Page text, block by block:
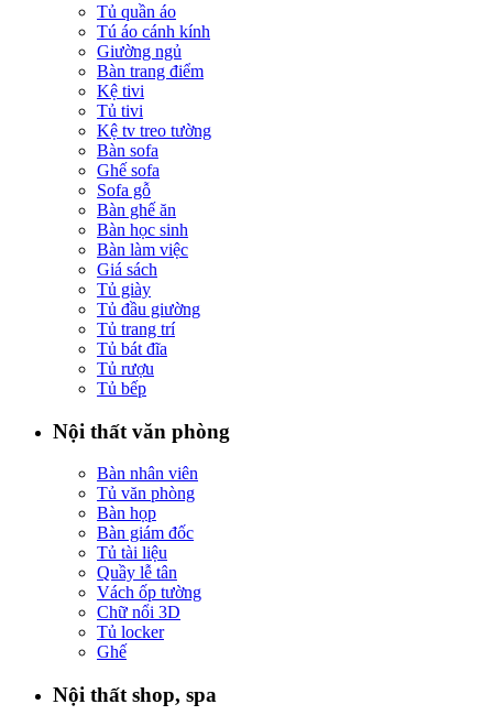
Tủ quần áo
Tú áo cánh kính
Giường ngủ
Bàn trang điểm
Kệ tivi
Tủ tivi
Kệ tv treo tường
Bàn sofa
Ghế sofa
Sofa gỗ
Bàn ghế ăn
Bàn học sinh
Bàn làm việc
Giá sách
Tủ giày
Tủ đầu giường
Tủ trang trí
Tủ bát đĩa
Tủ rượu
Tủ bếp
Nội thất văn phòng
Bàn nhân viên
Tủ văn phòng
Bàn họp
Bàn giám đốc
Tủ tài liệu
Quầy lễ tân
Vách ốp tường
Chữ nổi 3D
Tủ locker
Ghế
Nội thất shop, spa